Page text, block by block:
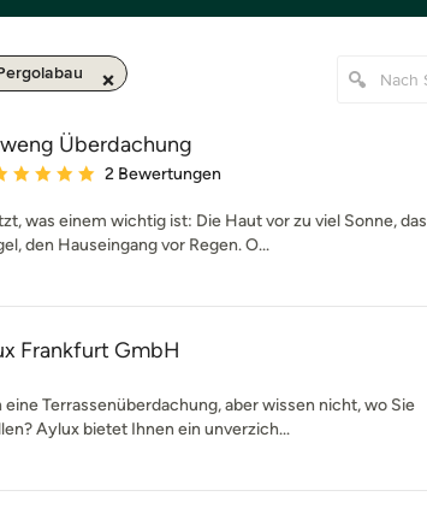
Überdachung
Bewertung: 5 von 5 Sternen
2 Bewertungen
was einem wichtig ist: Die Haut vor zu viel Sonne, das
den Hauseingang vor Regen. O...
Frankfurt GmbH
Terrassenüberdachung, aber wissen nicht, wo Sie
Aylux bietet Ihnen ein unverzich...